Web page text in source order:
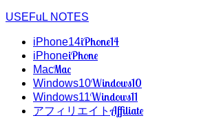
USEFuL NOTES
iPhone14iPhone14
iPhoneiPhone
MacMac
Windows10Windows10
Windows11Windows11
アフィリエイトAffiliate